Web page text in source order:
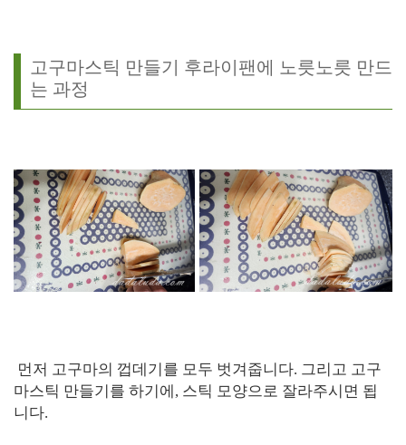
고구마스틱 만들기 후라이팬에 노릇노릇 만드
는 과정
먼저 고구마의 껍데기를 모두 벗겨줍니다. 그리고 고구
마스틱 만들기를 하기에, 스틱 모양으로 잘라주시면 됩
니다.